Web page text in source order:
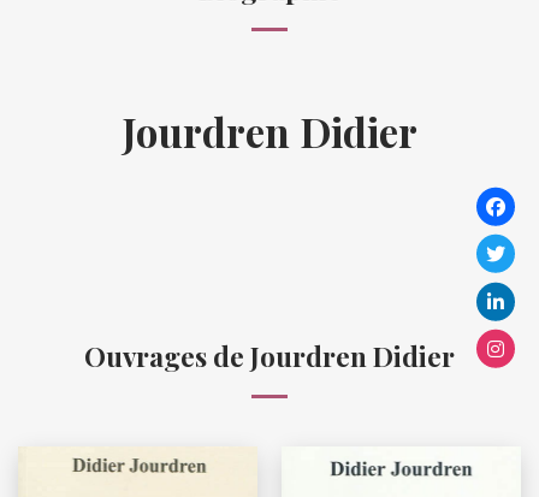
Jourdren Didier
Ouvrages de Jourdren Didier